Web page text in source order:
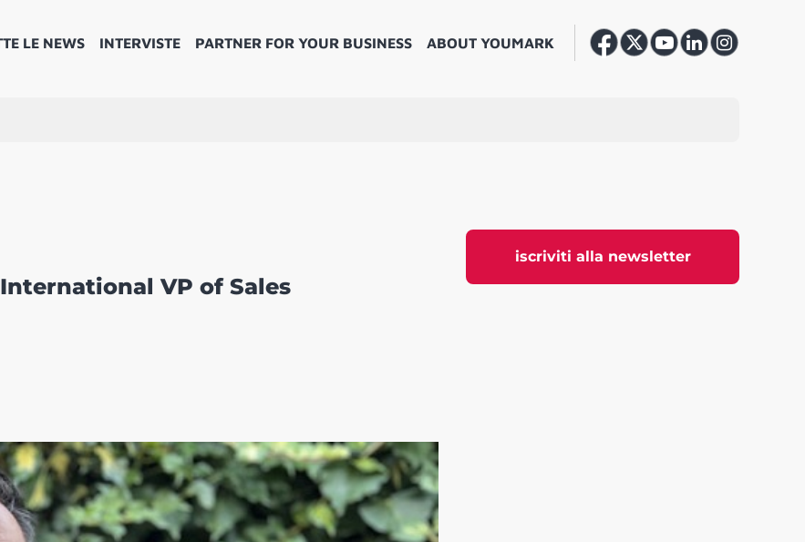
LE NEWS INTERVISTE PARTNER FOR YOUR BUSINESS ABOUT YOUMARK
iscriviti alla newsletter
VP of Sales